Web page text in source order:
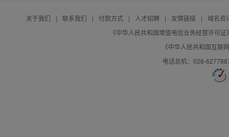
关于我们 | 联系我们 | 付款方式 | 人才招聘 | 友情链接 |
域名资
《中华人民共和国增值电信业务经营许可
《中华人民共和国互联
电话总机：028-